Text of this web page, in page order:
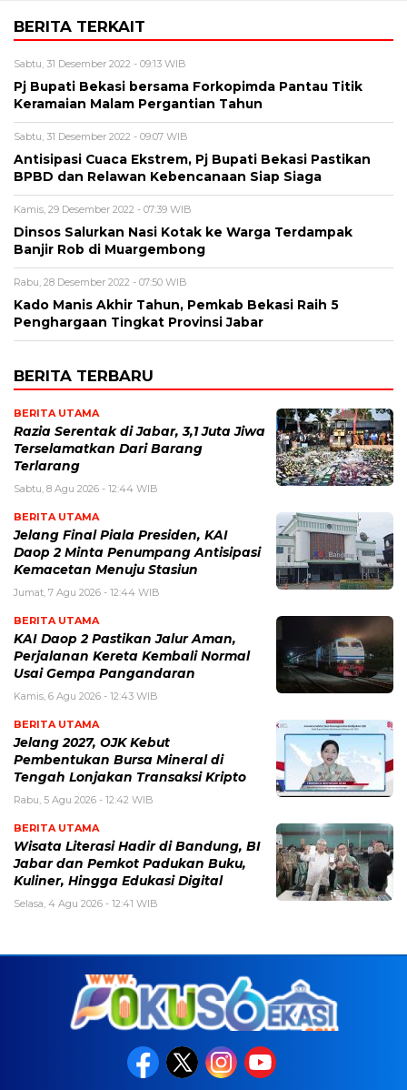
BERITA TERKAIT
Sabtu, 31 Desember 2022 - 09:13 WIB
Pj Bupati Bekasi bersama Forkopimda Pantau Titik
Keramaian Malam Pergantian Tahun
Sabtu, 31 Desember 2022 - 09:07 WIB
Antisipasi Cuaca Ekstrem, Pj Bupati Bekasi Pastikan
BPBD dan Relawan Kebencanaan Siap Siaga
Kamis, 29 Desember 2022 - 07:39 WIB
Dinsos Salurkan Nasi Kotak ke Warga Terdampak
Banjir Rob di Muargembong
Rabu, 28 Desember 2022 - 07:50 WIB
Kado Manis Akhir Tahun, Pemkab Bekasi Raih 5
Penghargaan Tingkat Provinsi Jabar
BERITA TERBARU
BERITA UTAMA
Razia Serentak di Jabar, 3,1 Juta Jiwa
Terselamatkan Dari Barang
Terlarang
Sabtu, 8 Agu 2026 - 12:44 WIB
BERITA UTAMA
Jelang Final Piala Presiden, KAI
Daop 2 Minta Penumpang Antisipasi
Kemacetan Menuju Stasiun
Jumat, 7 Agu 2026 - 12:44 WIB
BERITA UTAMA
KAI Daop 2 Pastikan Jalur Aman,
Perjalanan Kereta Kembali Normal
Usai Gempa Pangandaran
Kamis, 6 Agu 2026 - 12:43 WIB
BERITA UTAMA
Jelang 2027, OJK Kebut
Pembentukan Bursa Mineral di
Tengah Lonjakan Transaksi Kripto
Rabu, 5 Agu 2026 - 12:42 WIB
BERITA UTAMA
Wisata Literasi Hadir di Bandung, BI
Jabar dan Pemkot Padukan Buku,
Kuliner, Hingga Edukasi Digital
Selasa, 4 Agu 2026 - 12:41 WIB